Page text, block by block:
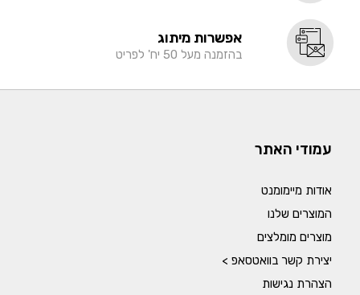
אפשרות מיתוג
בהזמנה מעל 50 יח' לפריט
עמודי האתר
אודות מיימומנט
המוצרים שלנו
מוצרים מומלצים
יצירת קשר בוואטסאפ >
הצהרת נגישות